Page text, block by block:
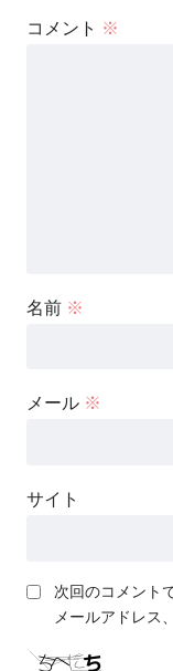
コメント ※
名前 ※
メール ※
サイト
次回のコメント
メールアドレス